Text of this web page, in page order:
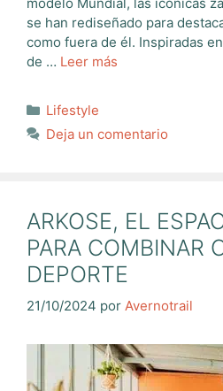
se han rediseñado para
como fuera de él. Inspiradas
de … Leer más
Categorías
Lifestyle
Deja un comentario
ARKOSE, EL
PARA COMBINAR
DEPORTE
21/10/2024 por Avernotrail